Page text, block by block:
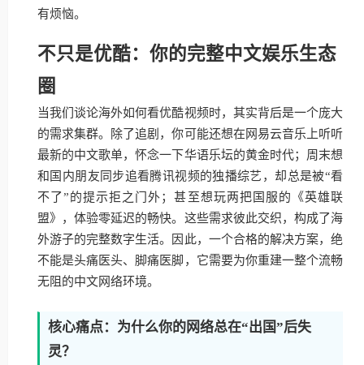
有烦恼。
不只是优酷：你的完整中文娱乐生态
圈
当我们谈论海外如何看优酷视频时，其实背后是一个庞大
的需求集群。除了追剧，你可能还想在网易云音乐上听听
最新的中文歌单，怀念一下华语乐坛的黄金时代；周末想
和国内朋友同步追看腾讯视频的独播综艺，却总是被“看
不了”的提示拒之门外；甚至想玩两把国服的《英雄联
盟》，体验零延迟的畅快。这些需求彼此交织，构成了海
外游子的完整数字生活。因此，一个合格的解决方案，绝
不能是头痛医头、脚痛医脚，它需要为你重建一整个流畅
无阻的中文网络环境。
核心痛点：为什么你的网络总在“出国”后失
灵？